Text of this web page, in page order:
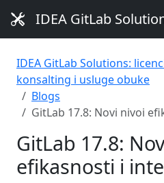
IDEA GitLab
IDEA GitLab Solutions:
konsalting i usluge obuke
Blogs
GitLab 17.8: Novi nivoi
GitLab 17.8:
efikasnosti i